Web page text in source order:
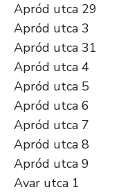
Apród utca 29
Apród utca 3
Apród utca 31
Apród utca 4
Apród utca 5
Apród utca 6
Apród utca 7
Apród utca 8
Apród utca 9
Avar utca 1